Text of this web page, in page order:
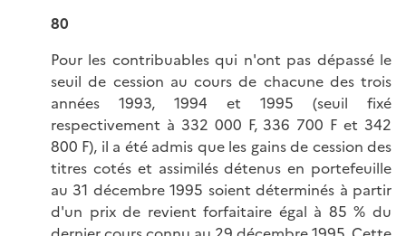
80
Pour les contribuables qui n'ont pas dépassé le
seuil de cession au cours de chacune des trois
années 1993, 1994 et 1995 (seuil fixé
respectivement à 332 000 F, 336 700 F et 342
800 F), il a été admis que les gains de cession des
titres cotés et assimilés détenus en portefeuille
au 31 décembre 1995 soient déterminés à partir
d'un prix de revient forfaitaire égal à 85 % du